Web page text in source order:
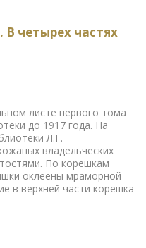
В четырех частях
листе первого тома
до 1917 года. На
Л.Г.
владельческих
По корешкам
оклеены мраморной
в верхней части корешка